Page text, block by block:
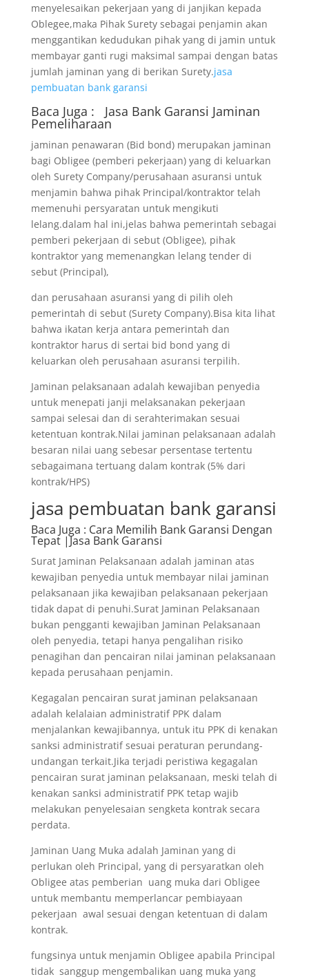
menyelesaikan pekerjaan yang di janjikan kepada
Oblegee,maka Pihak Surety sebagai penjamin akan
menggantikan kedudukan pihak yang di jamin untuk
membayar ganti rugi maksimal sampai dengan batas
jumlah jaminan yang di berikan Surety.jasa
pembuatan bank garansi
Baca Juga : Jasa Bank Garansi Jaminan
Pemeliharaan
jaminan penawaran (Bid bond) merupakan jaminan
bagi Obligee (pemberi pekerjaan) yang di keluarkan
oleh Surety Company/perusahaan asuransi untuk
menjamin bahwa pihak Principal/kontraktor telah
memenuhi persyaratan untuk mengikuti
lelang.dalam hal ini,jelas bahwa pemerintah sebagai
pemberi pekerjaan di sebut (Obligee), pihak
kontraktor yang memenangkan lelang tender di
sebut (Principal),
dan perusahaan asuransi yang di pilih oleh
pemerintah di sebut (Surety Company).Bisa kita lihat
bahwa ikatan kerja antara pemerintah dan
kontraktor harus di sertai bid bond yang di
keluarkan oleh perusahaan asuransi terpilih.
Jaminan pelaksanaan adalah kewajiban penyedia
untuk menepati janji melaksanakan pekerjaan
sampai selesai dan di serahterimakan sesuai
ketentuan kontrak.Nilai jaminan pelaksanaan adalah
besaran nilai uang sebesar persentase tertentu
sebagaimana tertuang dalam kontrak (5% dari
kontrak/HPS)
jasa pembuatan bank garansi
Baca Juga : Cara Memilih Bank Garansi Dengan
Tepat |Jasa Bank Garansi
Surat Jaminan Pelaksanaan adalah jaminan atas
kewajiban penyedia untuk membayar nilai jaminan
pelaksanaan jika kewajiban pelaksanaan pekerjaan
tidak dapat di penuhi.Surat Jaminan Pelaksanaan
bukan pengganti kewajiban Jaminan Pelaksanaan
oleh penyedia, tetapi hanya pengalihan risiko
penagihan dan pencairan nilai jaminan pelaksanaan
kepada perusahaan penjamin.
Kegagalan pencairan surat jaminan pelaksanaan
adalah kelalaian administratif PPK dalam
menjalankan kewajibannya, untuk itu PPK di kenakan
sanksi administratif sesuai peraturan perundang-
undangan terkait.Jika terjadi peristiwa kegagalan
pencairan surat jaminan pelaksanaan, meski telah di
kenakan sanksi administratif PPK tetap wajib
melakukan penyelesaian sengketa kontrak secara
perdata.
Jaminan Uang Muka adalah Jaminan yang di
perlukan oleh Principal, yang di persyaratkan oleh
Obligee atas pemberian uang muka dari Obligee
untuk membantu memperlancar pembiayaan
pekerjaan awal sesuai dengan ketentuan di dalam
kontrak.
fungsinya untuk menjamin Obligee apabila Principal
tidak sanggup mengembalikan uang muka yang